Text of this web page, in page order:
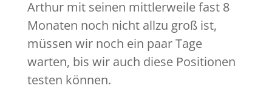
Arthur mit seinen mittlerweile fast 8
Monaten noch nicht allzu groß ist,
müssen wir noch ein paar Tage
warten, bis wir auch diese Positionen
testen können.